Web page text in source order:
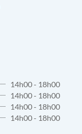
14h00 - 18h00
14h00 - 18h00
14h00 - 18h00
14h00 - 18h00